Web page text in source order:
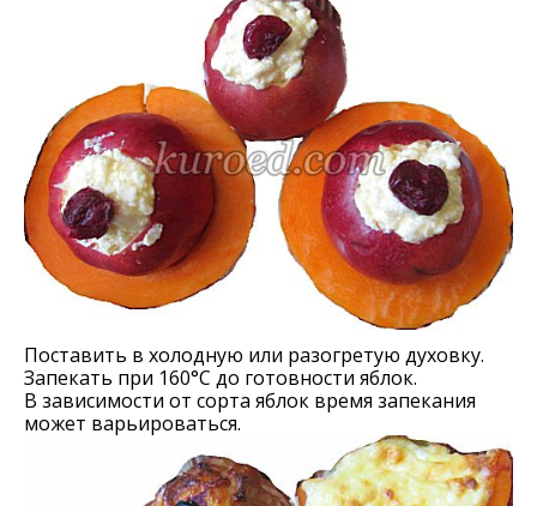
Поставить в холодную или разогретую духовку.
Запекать при 160°С до готовности яблок.
В зависимости от сорта яблок время запекания
может варьироваться.